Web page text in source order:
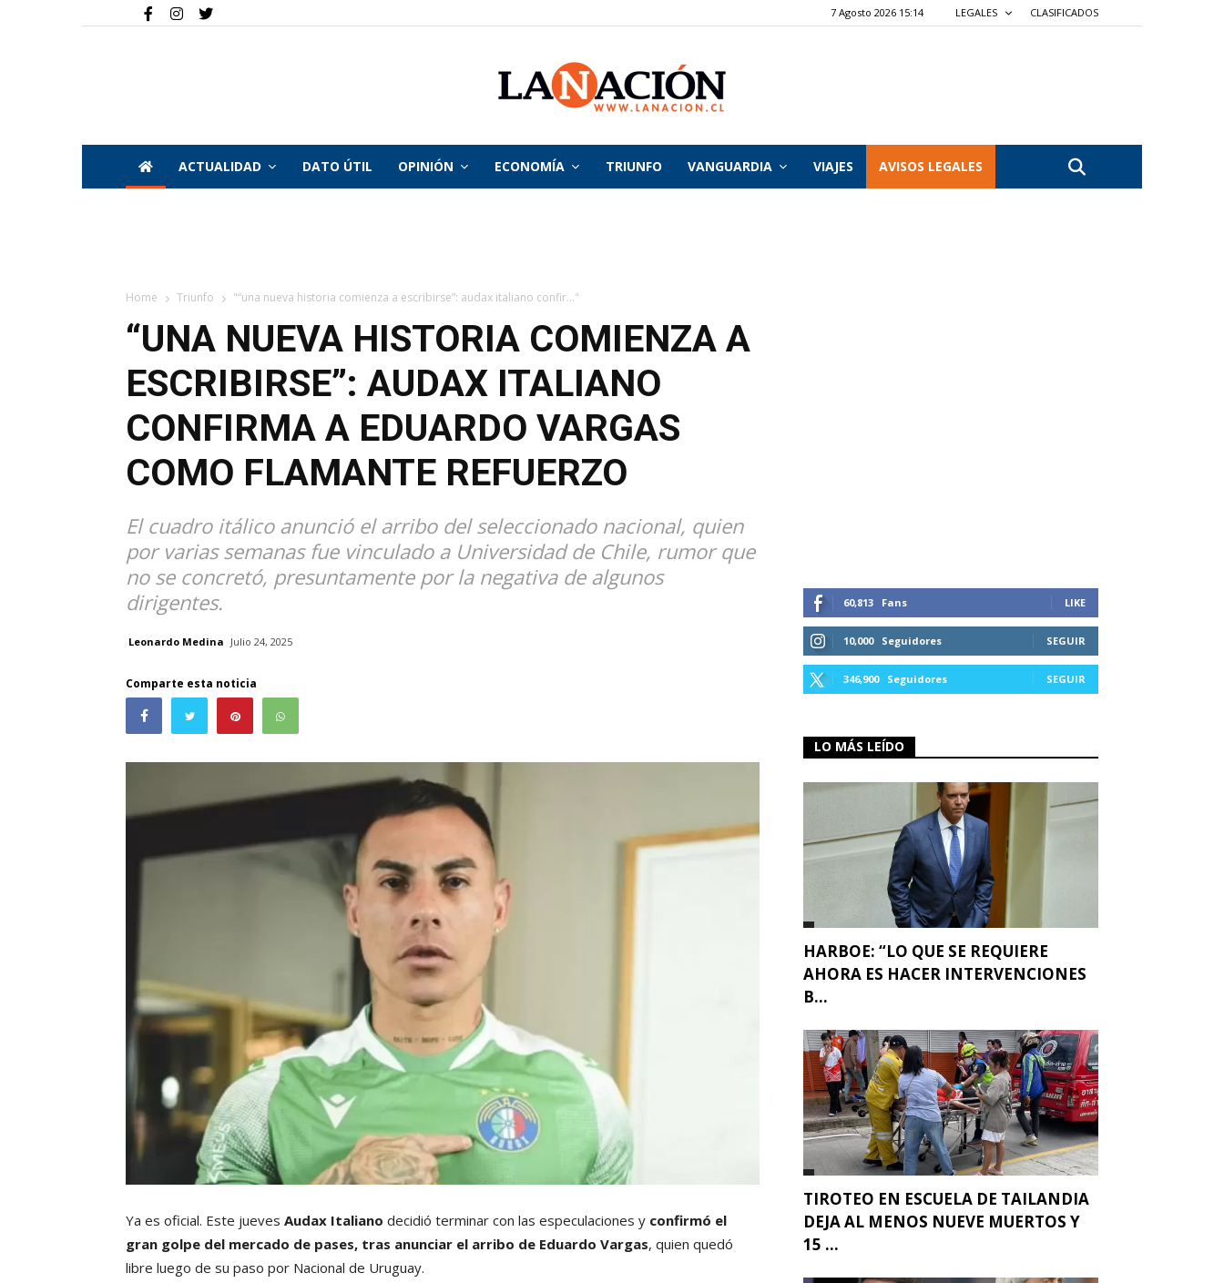
7 Agosto 2026 15:14 LEGALES CLASIFICADOS
La
ACTUALIDAD DATO ÚTIL OPINIÓN ECONOMÍA TRIUNFO VANGUARDIA VIAJES AVISOS LEGALES
Home Triunfo "“una nueva historia comienza a escribirse”: audax italiano confir..."
“UNA NUEVA HISTORIA COMIENZA A
ESCRIBIRSE”: AUDAX ITALIANO
CONFIRMA A EDUARDO VARGAS
COMO FLAMANTE REFUERZO
El cuadro itálico anunció el arribo del seleccionado nacional, quien
por varias semanas fue vinculado a Universidad de Chile, rumor que
no se concretó, presuntamente por la negativa de algunos
dirigentes.
Leonardo Medina Julio 24, 2025
Comparte esta noticia
Ya es oficial. Este jueves Audax Italiano decidió terminar con las especulaciones y confirmó el
gran golpe del mercado de pases, tras anunciar el arribo de Eduardo Vargas, quien quedó
libre luego de su paso por Nacional de Uruguay.
60,813 Fans LIKE
10,000 Seguidores SEGUIR
346,900 Seguidores SEGUIR
LO MÁS LEÍDO
HARBOE: “LO QUE SE REQUIERE
AHORA ES HACER INTERVENCIONES
B...
TIROTEO EN ESCUELA DE TAILANDIA
DEJA AL MENOS NUEVE MUERTOS Y
15 ...